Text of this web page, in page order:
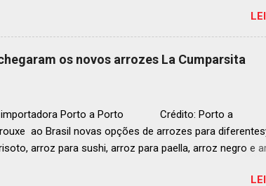
Euromonitor. É neste cenário de taças cheias e
na fabricação de embalagens de vidro, se posiciona
e desvenda o segredo por trás da embalagem
que garrafa de vinho era tudo igual, prepare-se para
os novos arrozes La Cumparsita
importadora Porto a Porto Crédito: Porto a
ao Brasil novas opções de arrozes para
arroz para sushi, arroz para paella, arroz negro e
distribuídos pela Porto a Porto. Em práticas